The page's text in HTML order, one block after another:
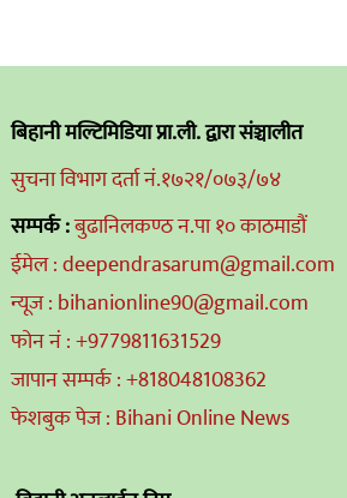
बिहानी मल्टिमिडिया प्रा.ली. द्वारा संञ्चालीत
सुचना विभाग दर्ता नं.१७२१/०७३/७४
सम्पर्क :बुढानिलकण्ठ न.पा १० काठमाडौं
ईमेल : deependrasarum@gmail.com
न्यूज : bihanionline90@gmail.com
फोन नं : +9779811631529
जापान सम्पर्क : +818048108362
फेशबुक पेज : Bihani Online News